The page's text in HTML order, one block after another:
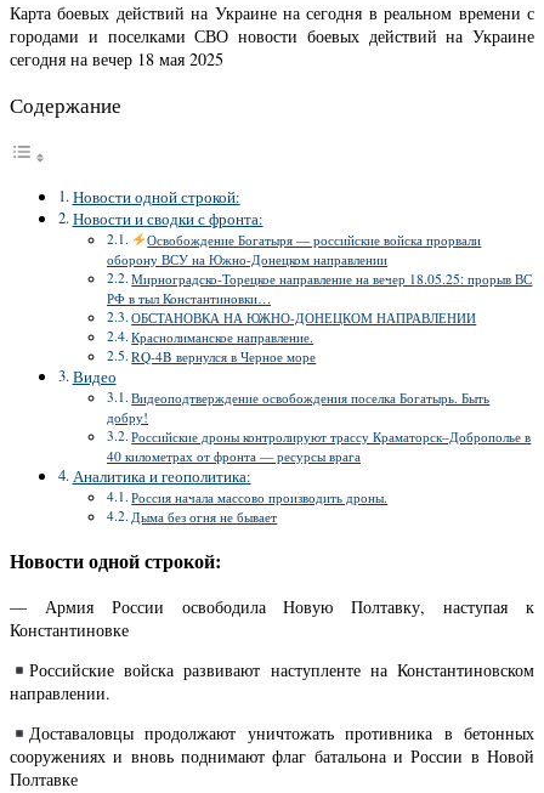
Карта боевых действий на Украине на сегодня в реальном времени с
городами и поселками СВО новости боевых действий на Украине
сегодня на вечер 18 мая 2025
Содержание
Новости одной строкой:
Новости и сводки с фронта:
Освобождение Богатыря — российские войска прорвали
оборону ВСУ на Южно-Донецком направлении
Мирноградско-Торецкое направление на вечер 18.05.25: прорыв ВС
РФ в тыл Константиновки…
ОБСТАНОВКА НА ЮЖНО-ДОНЕЦКОМ НАПРАВЛЕНИИ
Краснолиманское направление.
RQ-4B вернулся в Черное море
Видео
Видеоподтверждение освобождения поселка Богатырь. Быть
добру!
Российские дроны контролируют трассу Краматорск–Доброполье в
40 километрах от фронта — ресурсы врага
Аналитика и геополитика:
Россия начала массово производить дроны.
Дыма без огня не бывает
Новости одной строкой:
— Армия России освободила Новую Полтавку, наступая к
Константиновке
Российские войска развивают наступленте на Константиновском
направлении.
Доставаловцы продолжают уничтожать противника в бетонных
сооружениях и вновь поднимают флаг батальона и России в Новой
Полтавке